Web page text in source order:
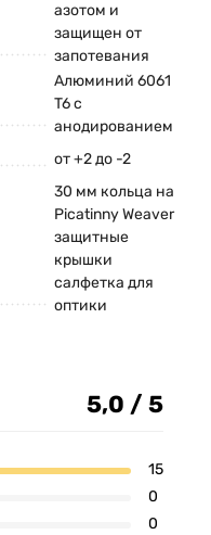
азотом и
защищен от
запотевания
Алюминий 6061
T6 с
анодированием
от +2 до -2
30 мм кольца на
Picatinny Weaver
защитные
крышки
салфетка для
оптики
5,0 / 5
15
0
0